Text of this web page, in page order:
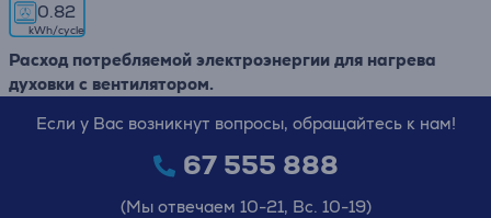
0.82
kWh/cycle
Расход потребляемой электроэнергии для нагрева
духовки с вентилятором.
Если у Вас возникнут вопросы, обращайтесь к нам!
67 555 888
(Мы отвечаем 10-21, Вс. 10-19)